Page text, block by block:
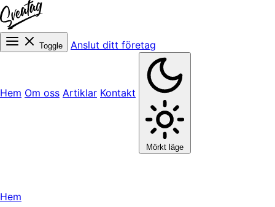
Toggle Anslut ditt företag
Hem Om oss Artiklar Kontakt
Mörkt läge
Hem